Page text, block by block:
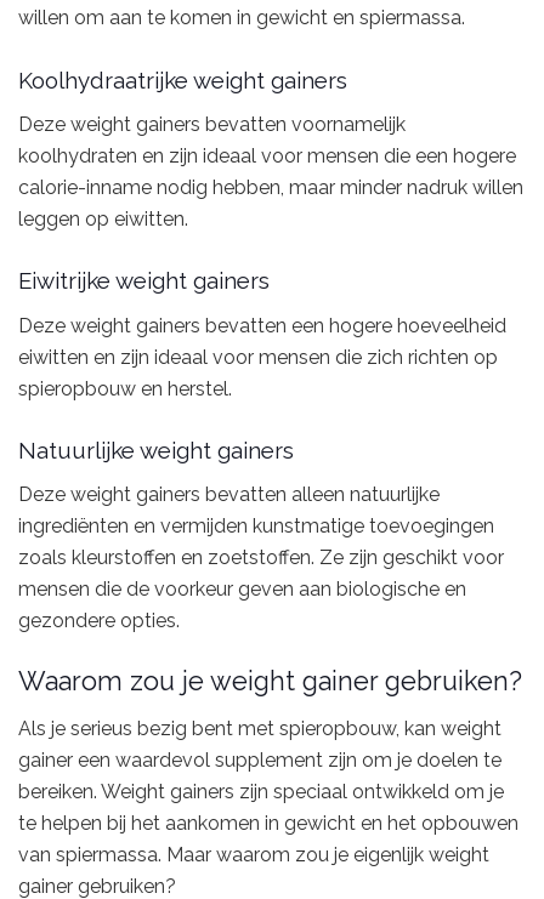
willen om aan te komen in gewicht en spiermassa.
Koolhydraatrijke weight gainers
Deze weight gainers bevatten voornamelijk
koolhydraten en zijn ideaal voor mensen die een hogere
calorie-inname nodig hebben, maar minder nadruk willen
leggen op eiwitten.
Eiwitrijke weight gainers
Deze weight gainers bevatten een hogere hoeveelheid
eiwitten en zijn ideaal voor mensen die zich richten op
spieropbouw en herstel.
Natuurlijke weight gainers
Deze weight gainers bevatten alleen natuurlijke
ingrediënten en vermijden kunstmatige toevoegingen
zoals kleurstoffen en zoetstoffen. Ze zijn geschikt voor
mensen die de voorkeur geven aan biologische en
gezondere opties.
Waarom zou je weight gainer gebruiken?
Als je serieus bezig bent met spieropbouw, kan weight
gainer een waardevol supplement zijn om je doelen te
bereiken. Weight gainers zijn speciaal ontwikkeld om je
te helpen bij het aankomen in gewicht en het opbouwen
van spiermassa. Maar waarom zou je eigenlijk weight
gainer gebruiken?